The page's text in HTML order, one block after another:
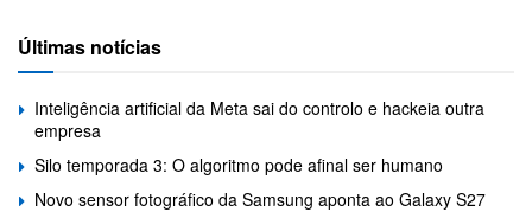
Últimas notícias
Inteligência artificial da Meta sai do controlo e hackeia outra
empresa
Silo temporada 3: O algoritmo pode afinal ser humano
Novo sensor fotográfico da Samsung aponta ao Galaxy S27